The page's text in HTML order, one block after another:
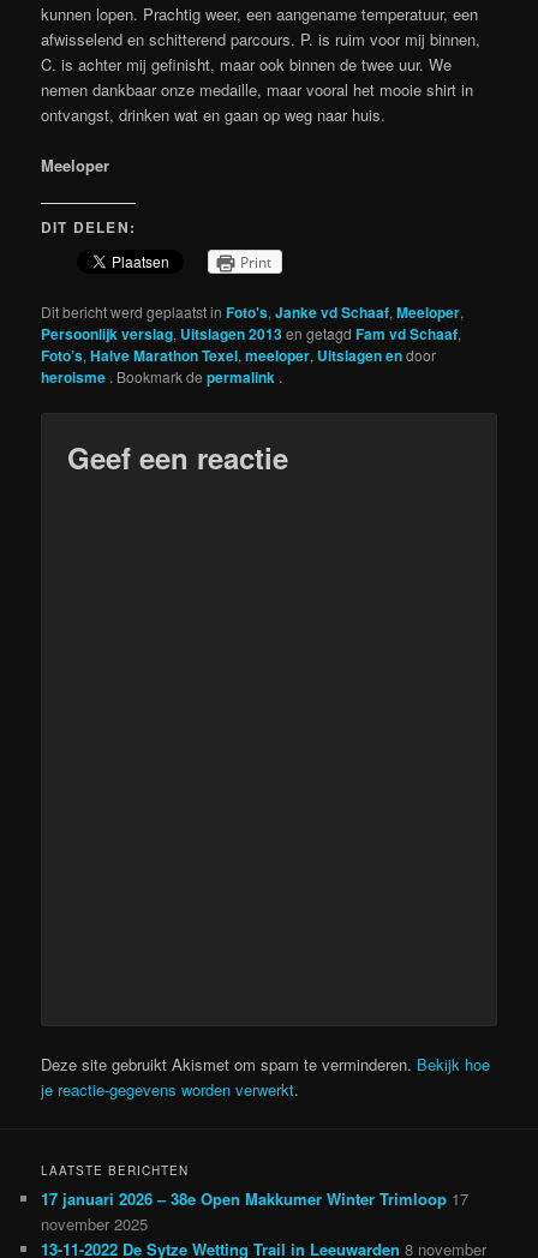
kunnen lopen. Prachtig weer, een aangename temperatuur, een
afwisselend en schitterend parcours. P. is ruim voor mij binnen,
C. is achter mij gefinisht, maar ook binnen de twee uur. We
nemen dankbaar onze medaille, maar vooral het mooie shirt in
ontvangst, drinken wat en gaan op weg naar huis.
Meeloper
DIT DELEN:
Print
Dit bericht werd geplaatst inFoto's,Janke vd Schaaf,Meeloper,
Persoonlijk verslag, Uitslagen 2013en getagdFam vd Schaaf,
Foto’s,Halve Marathon Texel,meeloper, Uitslagen endoor
heroisme . Bookmark depermalink .
Geef een reactie
Deze site gebruikt Akismet om spam te verminderen. Bekijk hoe
je reactie-gegevens worden verwerkt.
LAATSTE BERICHTEN
17 januari 2026 – 38e Open Makkumer Winter Trimloop 17
november 2025
13-11-2022 De Sytze Wetting Trail in Leeuwarden 8 november